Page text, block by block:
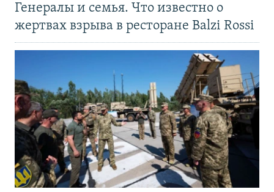
Генералы и семья. Что известно о
жертвах взрыва в ресторане Balzi Rossi